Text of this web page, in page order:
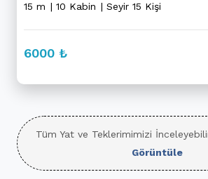
15 m | 10 Kabin | Seyir 15 Kişi
6000 ₺
Tüm Yat ve Teklerimimizi
Görüntüle